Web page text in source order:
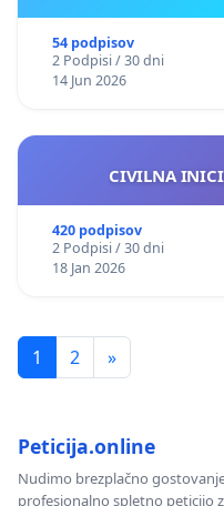
54 podpisov
2 Podpisi / 30 dni
14 Jun 2026
CIVILNA
420 podpisov
2 Podpisi / 30 dni
18 Jan 2026
1 2 »
Peticija.online
Nudimo brezplačno
profesionalno spletno peticijo